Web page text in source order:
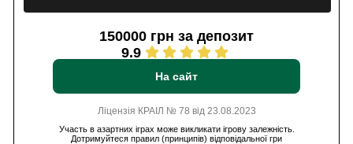
150000 грн за депозит
9.9
На сайт
Ліцензія КРАІЛ № 78 від 23.08.2023
Участь в азартних іграх може викликати ігрову залежність.
Дотримуйтеся правил (принципів) відповідальної гри